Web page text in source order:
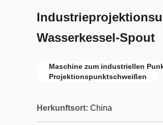
Wasserkessel-Spout
Maschine zum industriellen
Projektionspunktschweißen
Herkunftsort: China